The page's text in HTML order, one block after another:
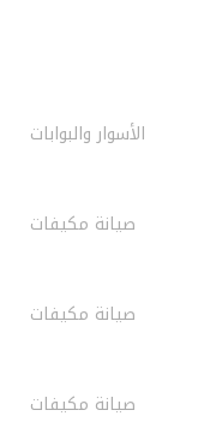
الأسوار والبوابات
صيانة مكيفات
صيانة مكيفات
صيانة مكيفات